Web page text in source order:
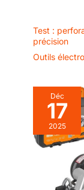
Test :
précision
Outils
Déc
17
2025